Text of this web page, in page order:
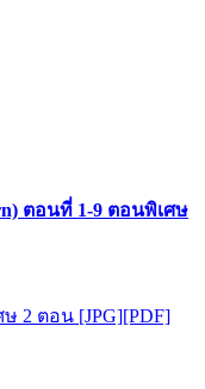
ตอนที่ 1-9 ตอนพิเศษ
2 ตอน [JPG][PDF]